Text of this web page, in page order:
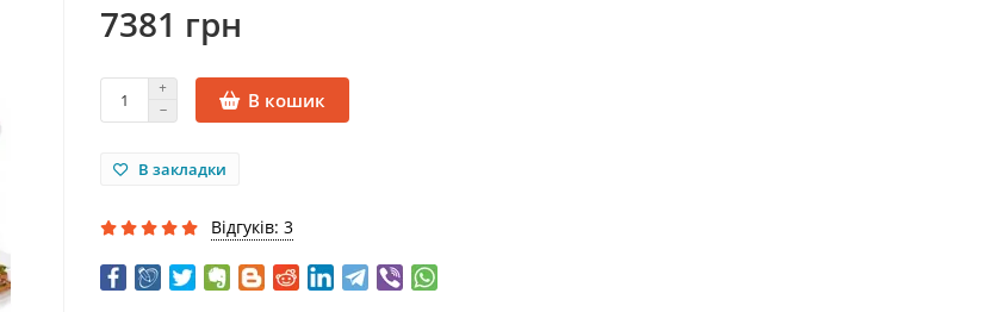
7381 грн
В кошик
В закладки
Відгуків: 3